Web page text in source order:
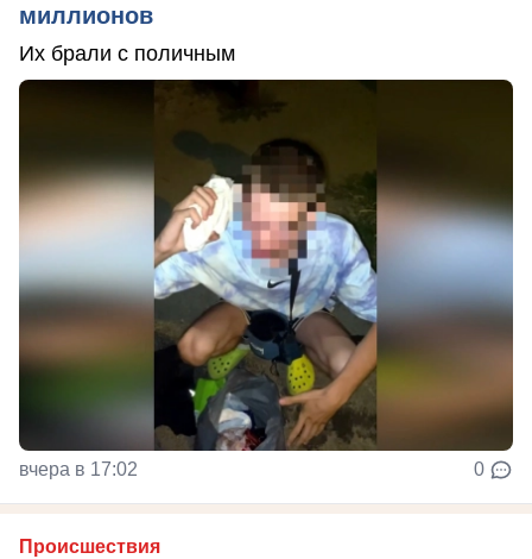
миллионов
Их брали с поличным
вчера в 17:02 0
Происшествия